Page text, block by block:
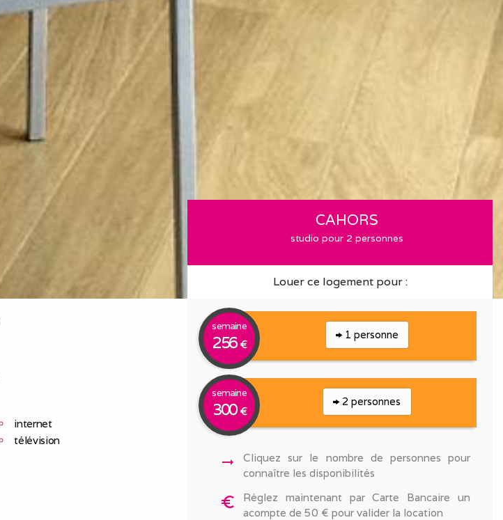
CAHORS
studio pour 2 personnes
Louer ce logement pour :
1 personne
semaine
256 €
2 personnes
semaine
300 €
arrow_right_alt
Cliquez sur le nombre de personnes pour
connaître les disponibilités
euro_symbol
Réglez maintenant par Carte Bancaire un
acompte de 50 € pour valider la location
internet
télévision